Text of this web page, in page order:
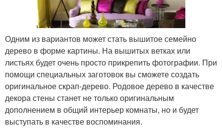
Одним из вариантов может стать вышитое семейно
дерево в форме картины. На вышитых ветках или
листьях будет очень просто прикрепить фотографии. При
помощи специальных заготовок вы сможете создать
оригинальное скрап-дерево. Родовое дерево в качестве
декора стены станет не только оригинальным
дополнением в общий интерьер комнаты, но и будет
выступать в качестве воспоминания.